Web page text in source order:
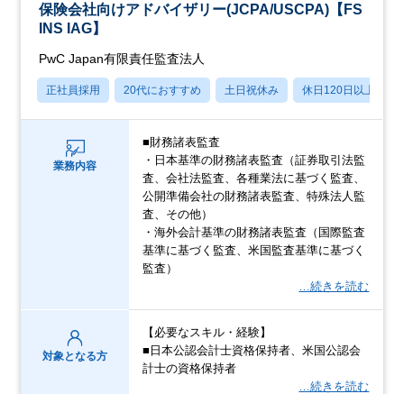
保険会社向けアドバイザリー(JCPA/USCPA)【FS
INS IAG】
PwC Japan有限責任監査法人
正社員採用 20代におすすめ 土日祝休み 休日120日以上
業務内容
■財務諸表監査
・日本基準の財務諸表監査（証券取引法監
査、会社法監査、各種業法に基づく監査、
公開準備会社の財務諸表監査、特殊法人監
査、その他）
・海外会計基準の財務諸表監査（国際監査
基準に基づく監査、米国監査基準に基づく
監査）
…続きを読む
対象となる方
【必要なスキル・経験】
■日本公認会計士資格保持者、米国公認会
計士の資格保持者
…続きを読む